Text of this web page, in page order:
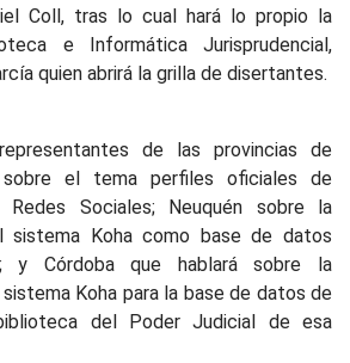
Coll, tras lo cual hará lo propio la
e Informática Jurisprudencial,
quien abrirá la grilla de disertantes.
de las provincias de
el tema perfiles oficiales de
Sociales; Neuquén sobre la
sistema Koha como base de datos
y Córdoba que hablará sobre la
Koha para la base de datos de
del Poder Judicial de esa